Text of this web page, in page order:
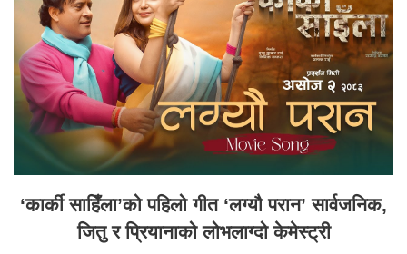
‘कार्की साहिँला’को पहिलो गीत ‘लग्यौ परान’ सार्वजनिक,
जितु र प्रियानाको लोभलाग्दो केमेस्ट्री